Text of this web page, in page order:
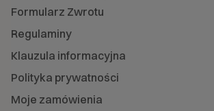
Formularz Zwrotu
Regulaminy
Klauzula informacyjna
Polityka prywatności
Moje zamówienia